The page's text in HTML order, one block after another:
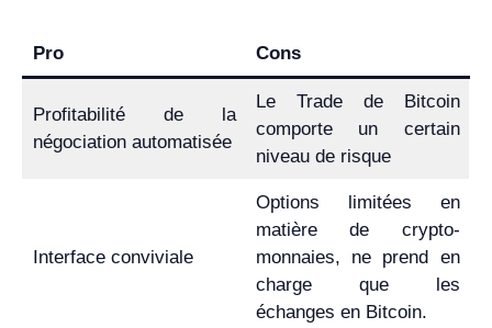
Pro Cons
Profitabilité de la
négociation automatisée
Le Trade de Bitcoin
comporte un certain
niveau de risque
Interface conviviale
Options limitées en
matière de crypto-
monnaies, ne prend en
charge que les
échanges en Bitcoin.